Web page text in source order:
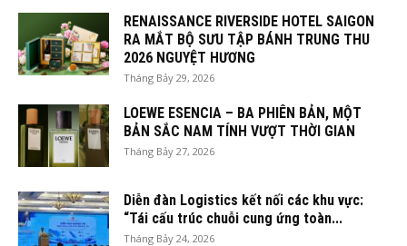
RENAISSANCE RIVERSIDE HOTEL SAIGON
RA MẮT BỘ SƯU TẬP BÁNH TRUNG THU
2026 NGUYỆT HƯƠNG
Tháng Bảy 29, 2026
LOEWE ESENCIA – BA PHIÊN BẢN, MỘT
BẢN SẮC NAM TÍNH VƯỢT THỜI GIAN
Tháng Bảy 27, 2026
Diễn đàn Logistics kết nối các khu vực:
“Tái cấu trúc chuỗi cung ứng toàn...
Tháng Bảy 24, 2026